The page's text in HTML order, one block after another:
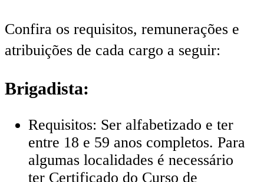
Confira os requisitos, remunerações e
atribuições de cada cargo a seguir:
Brigadista:
Requisitos: Ser alfabetizado e ter
entre 18 e 59 anos completos. Para
algumas localidades é necessário
ter Certificado do Curso de